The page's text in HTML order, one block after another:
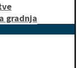
gradnja